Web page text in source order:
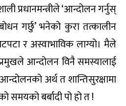
प्रधानमन्त्रीले ‘आन्दोलन गर्नुस्
गर्छु’ भनेको कुरा तत्कालीन
र अस्वाभाविक लाग्यो। मैले
आन्दोलन विनै समस्यालाई
अर्थ त शान्तिसुरक्षामा
बर्बादी पो हो त !